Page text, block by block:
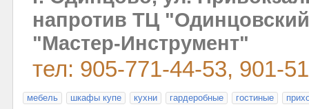
напротив ТЦ
"Мастер-Инструмент"
тел: 905-771-44-53, 901-
мебель шкафы купе кухни гардеробные гостиные